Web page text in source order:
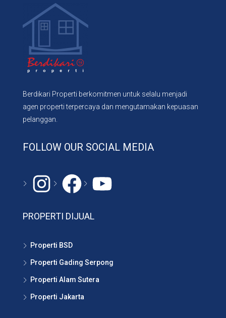
Berdikari Properti berkomitmen untuk selalu menjadi
agen properti terpercaya dan mengutamakan kepuasan
pelanggan.
FOLLOW OUR SOCIAL MEDIA
Instagram
# YouTube
PROPERTI DIJUAL
Properti BSD
Properti Gading Serpong
Properti Alam Sutera
Properti Jakarta